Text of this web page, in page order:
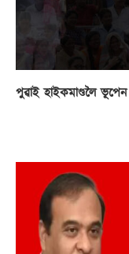
পুৱাই হাইকমাণ্ডলৈ